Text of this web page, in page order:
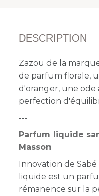
DESCRIPTION
Zazou de la
de parfum florale,
d'oranger, une ode
perfection
---
Parfum liquide
Masson
Innovation de
liquide est un
rémanence sur la